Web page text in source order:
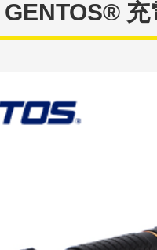
GENTOS® 充